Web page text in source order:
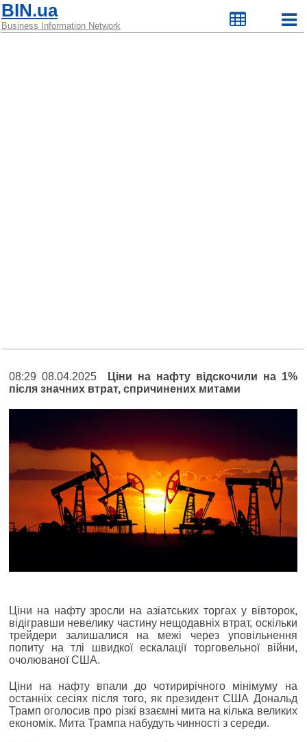
BIN.ua
Business Information Network
08:29 08.04.2025
Ціни на нафту відскочили на 1%
після значних втрат, спричинених митами
Ціни на нафту зросли на азіатських торгах у вівторок,
відігравши невелику частину нещодавніх втрат, оскільки
трейдери залишалися на межі через уповільнення
попиту на тлі швидкої ескалації торговельної війни,
очолюваної США.
Ціни на нафту впали до чотирирічного мінімуму на
останніх сесіях після того, як президент США Дональд
Трамп оголосив про різкі взаємні мита на кілька великих
економік. Мита Трампа набудуть чинності з середи.